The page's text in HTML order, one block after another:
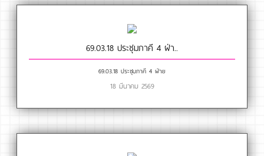
69.03.18 ประชุมภาคี 4 ฝ่า..
69.03.18 ประชุมภาคี 4 ฝ่าย
18 มีนาคม 2569